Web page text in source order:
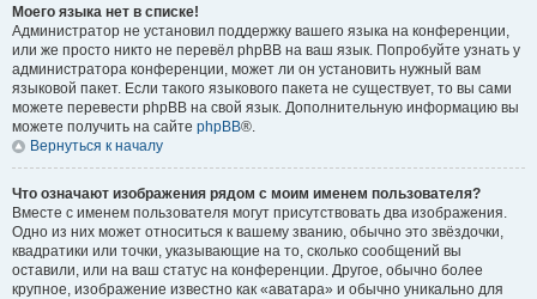
Моего языка нет в списке!
Администратор не установил поддержку вашего языка на конференции,
или же просто никто не перевёл phpBB на ваш язык. Попробуйте узнать у
администратора конференции, может ли он установить нужный вам
языковой пакет. Если такого языкового пакета не существует, то вы сами
можете перевести phpBB на свой язык. Дополнительную информацию вы
можете получить на сайте phpBB®.
Вернуться к началу
Что означают изображения рядом с моим именем пользователя?
Вместе с именем пользователя могут присутствовать два изображения.
Одно из них может относиться к вашему званию, обычно это звёздочки,
квадратики или точки, указывающие на то, сколько сообщений вы
оставили, или на ваш статус на конференции. Другое, обычно более
крупное, изображение известно как «аватара» и обычно уникально для